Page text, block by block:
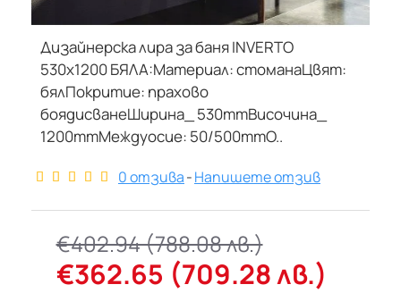
-10%
Дизайнерска лира за баня INVERTO
530х1200 БЯЛА:Материал: стоманаЦвят:
бялПокритие: прахово
боядисванеШирина_ 530mmВисочина_
1200mmМеждуосие: 50/500mmО..
0 отзива-Напишете отзив
€362.65 (709.28 лв.)
€402.94 (788.08 лв.)